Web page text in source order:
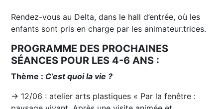
Rendez-vous au Delta, dans le hall d’entrée, où les
enfants sont pris en charge par les animateur.trices.
PROGRAMME DES PROCHAINES
SÉANCES POUR LES 4-6 ANS :
Thème : C’est quoi la vie ?
→ 12/06 : atelier arts plastiques « Par la fenêtre :